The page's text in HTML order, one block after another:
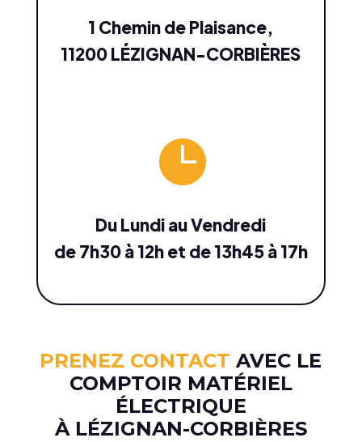
1 Chemin de Plaisance,
11200 LÉZIGNAN-CORBIÈRES

Du Lundi au Vendredi
de 7h30 à 12h et de 13h45 à 17h
PRENEZ CONTACTAVEC LE
COMPTOIR MATÉRIEL
ÉLECTRIQUE
À LÉZIGNAN-CORBIÈRES